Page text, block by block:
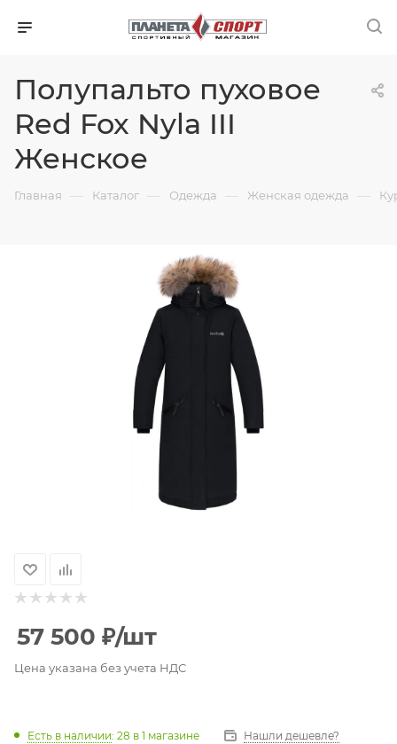
Полупальто пуховое
Red Fox Nyla III
Женское
Главная — Каталог — Одежда — Женская одежда —
57 500 ₽/шт
Цена указана без учета НДС
Есть в наличии: 28 в 1 магазине Нашли дешевле?